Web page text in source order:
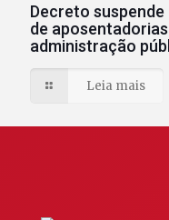
Decreto
de
administração
Leia mais